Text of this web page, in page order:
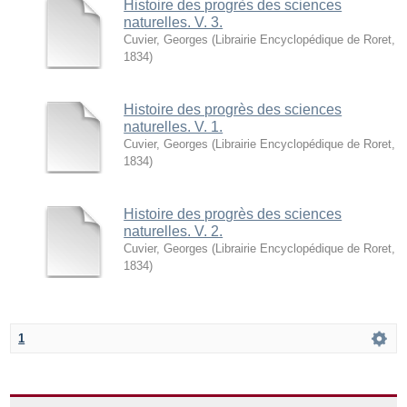
Histoire des progrès des sciences
naturelles. V. 3.
Cuvier, Georges ( Librairie Encyclopédique de Roret
1834)
Histoire des progrès des sciences
naturelles. V. 1.
Cuvier, Georges ( Librairie Encyclopédique de Roret
1834)
Histoire des progrès des sciences
naturelles. V. 2.
Cuvier, Georges ( Librairie Encyclopédique de Roret
1834)
1